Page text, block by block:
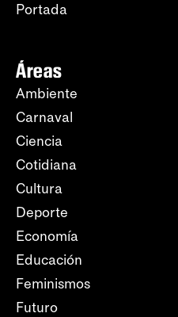
Portada
Áreas
Ambiente
Carnaval
Ciencia
Cotidiana
Cultura
Deporte
Economía
Educación
Feminismos
Futuro